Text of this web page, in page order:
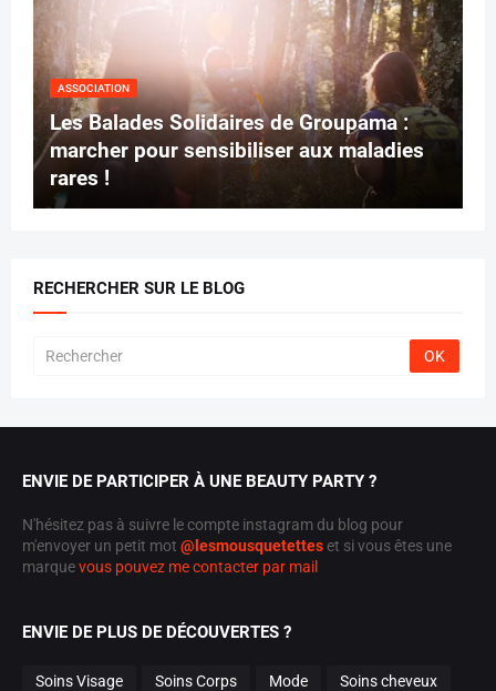
ASSOCIATION
Les Balades Solidaires de Groupama :
marcher pour sensibiliser aux maladies
rares !
RECHERCHER SUR LE BLOG
ENVIE DE PARTICIPER À UNE BEAUTY PARTY ?
N'hésitez pas à suivre le compte instagram du blog pour
m'envoyer un petit mot @lesmousquetetteset si vous êtes une
marquevous pouvez me contacter par mail
ENVIE DE PLUS DE DÉCOUVERTES ?
Soins Visage Soins Corps Mode Soins cheveux